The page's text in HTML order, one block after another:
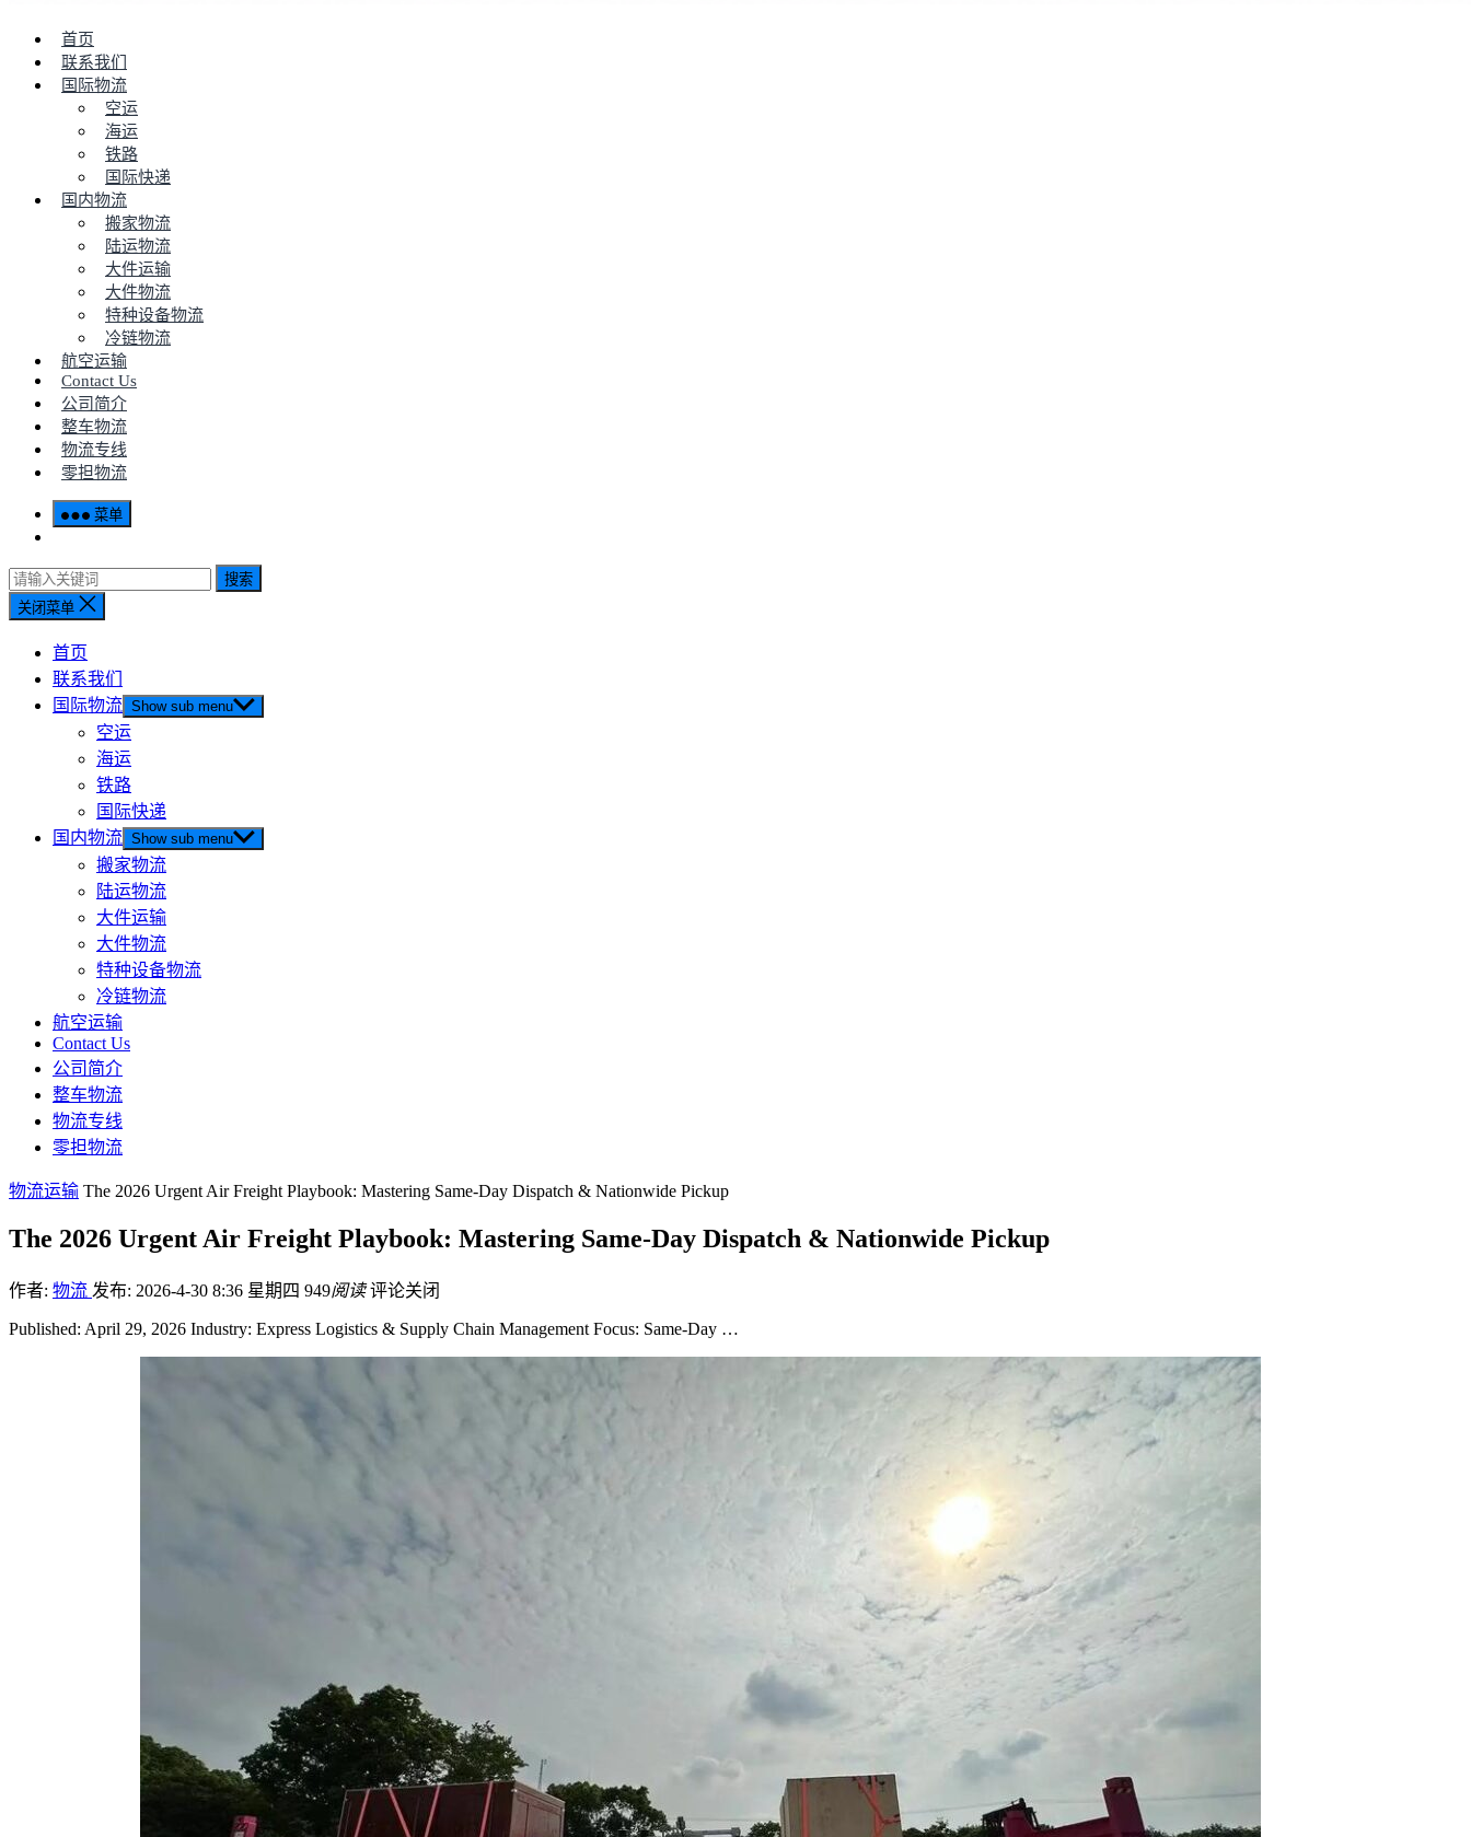
首页
联系我们
国际物流
空运
海运
铁路
国际快递
国内物流
搬家物流
陆运物流
大件运输
大件物流
特种设备物流
冷链物流
航空运输
Contact Us
公司简介
整车物流
物流专线
零担物流
菜单
搜索
关闭菜单
首页
联系我们
国际物流 Show sub menu
空运
海运
铁路
国际快递
国内物流 Show sub menu
搬家物流
陆运物流
大件运输
大件物流
特种设备物流
冷链物流
航空运输
Contact Us
公司简介
整车物流
物流专线
零担物流
物流运输 The 2026 Urgent Air Freight Playbook: Mastering Same-Day Dispatch & Nationwide Pickup
The 2026 Urgent Air Freight Playbook: Mastering Same-Day Dispatch & Nationwide Pickup
作者: 物流 发布: 2026-4-30 8:36 星期四 949阅读 评论关闭
Published: April 29, 2026 Industry: Express Logistics & Supply Chain Management Focus: Same-Day …